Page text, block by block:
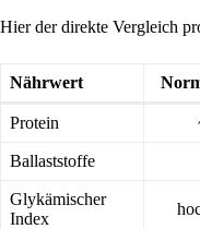
Hier der direkte Vergleich
Nährwert
Protein
Ballaststoffe
Glykämischer
Index